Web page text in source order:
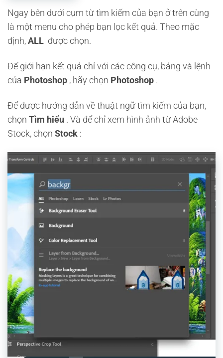
Ngay bên dưới cụm từ tìm kiếm của bạn ở trên cùng
là một menu cho phép bạn lọc kết quả. Theo mặc
định, ALL được chọn.
Để giới hạn kết quả chỉ với các công cụ, bảng và lệnh
của Photoshop , hãy chọn Photoshop .
Để được hướng dẫn về thuật ngữ tìm kiếm của bạn,
chọn Tìm hiểu . Và để chỉ xem hình ảnh từ Adobe
Stock, chọn Stock :